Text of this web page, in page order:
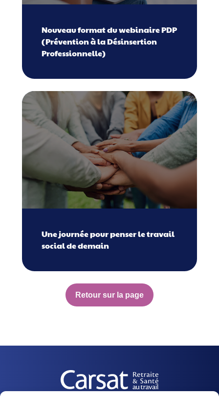
Nouveau format du webinaire PDP
(Prévention à la Désinsertion
Professionnelle)
Une journée pour penser le travail
social de demain
Retour sur la page